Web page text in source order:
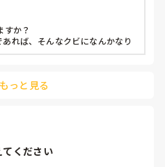
すか？
れば、そんなクビになんかなり
後、いい気がしないと言葉にし
よ。
っと見る
ください